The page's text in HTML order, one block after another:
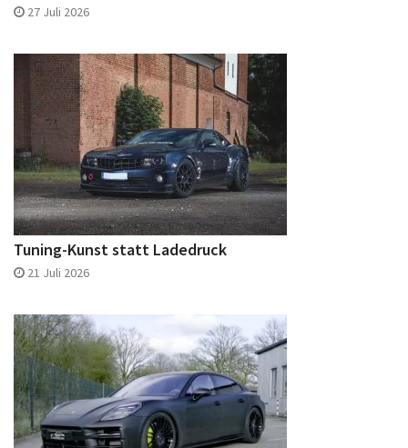
27 Juli 2026
Tuning-Kunst statt Ladedruck
21 Juli 2026